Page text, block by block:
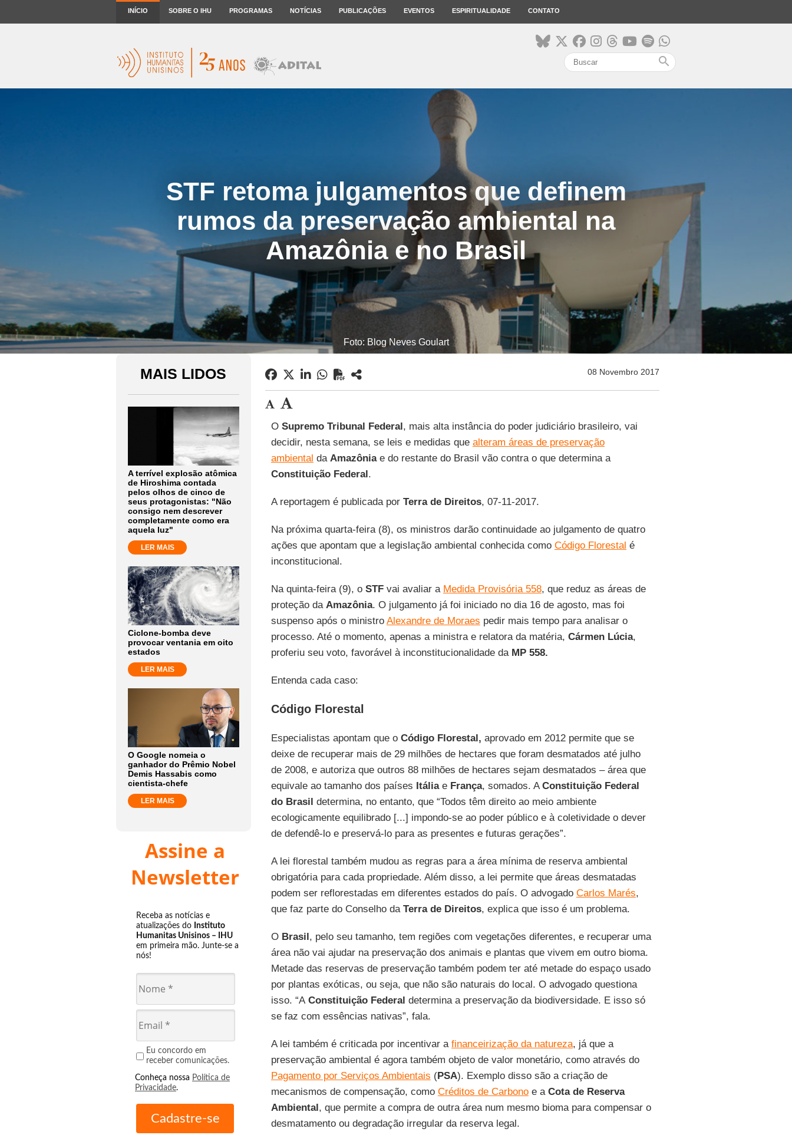
INÍCIO SOBRE O IHU PROGRAMAS NOTÍCIAS PUBLICAÇÕES EVENTOS ESPIRITUALIDADE CONTATO
search
STF retoma julgamentos que definem
rumos da preservação ambiental na
Amazônia e no Brasil
Foto: Blog Neves Goulart
MAIS LIDOS
A terrível explosão atômica
de Hiroshima contada
pelos olhos de cinco de
seus protagonistas: "Não
consigo nem descrever
completamente como era
aquela luz"
LER MAIS
Ciclone-bomba deve
provocar ventania em oito
estados
LER MAIS
O Google nomeia o
ganhador do Prêmio Nobel
Demis Hassabis como
cientista-chefe
LER MAIS
Assine a
Newsletter
Receba as notícias e
atualizações do Instituto
Humanitas Unisinos – IHU
em primeira mão. Junte-se a
nós!
Eu concordo em
receber comunicações.
Conheça nossa Política de
Privacidade.
08 Novembro 2017
O Supremo Tribunal Federal, mais alta instância do poder judiciário brasileiro, vai
decidir, nesta semana, se leis e medidas que alteram áreas de preservação
ambiental da Amazôniae do restante do Brasil vão contra o que determina a
Constituição Federal.
A reportagem é publicada por Terra de Direitos, 07-11-2017.
Na próxima quarta-feira (8), os ministros darão continuidade ao julgamento de quatro
ações que apontam que a legislação ambiental conhecida como Código Florestal é
inconstitucional.
Na quinta-feira (9), o STFvai avaliar a Medida Provisória 558, que reduz as áreas de
proteção da Amazônia. O julgamento já foi iniciado no dia 16 de agosto, mas foi
suspenso após o ministro Alexandre de Moraes pedir mais tempo para analisar o
processo. Até o momento, apenas a ministra e relatora da matéria, Cármen Lúcia,
proferiu seu voto, favorável à inconstitucionalidade da MP 558.
Entenda cada caso:
Código Florestal
Especialistas apontam que o Código Florestal, aprovado em 2012 permite que se
deixe de recuperar mais de 29 milhões de hectares que foram desmatados até julho
de 2008, e autoriza que outros 88 milhões de hectares sejam desmatados – área que
equivale ao tamanho dos países Itáliae França, somados. AConstituição Federal
do Brasil determina, no entanto, que “Todos têm direito ao meio ambiente
ecologicamente equilibrado [...] impondo-se ao poder público e à coletividade o dever
de defendê-lo e preservá-lo para as presentes e futuras gerações”.
A lei florestal também mudou as regras para a área mínima de reserva ambiental
obrigatória para cada propriedade. Além disso, a lei permite que áreas desmatadas
podem ser reflorestadas em diferentes estados do país. O advogado Carlos Marés,
que faz parte do Conselho da Terra de Direitos, explica que isso é um problema.
O Brasil, pelo seu tamanho, tem regiões com vegetações diferentes, e recuperar uma
área não vai ajudar na preservação dos animais e plantas que vivem em outro bioma.
Metade das reservas de preservação também podem ter até metade do espaço usado
por plantas exóticas, ou seja, que não são naturais do local. O advogado questiona
isso. “AConstituição Federal determina a preservação da biodiversidade. E isso só
se faz com essências nativas”, fala.
A lei também é criticada por incentivar a financeirização da natureza, já que a
preservação ambiental é agora também objeto de valor monetário, como através do
Pagamento por Serviços Ambientais (PSA). Exemplo disso são a criação de
mecanismos de compensação, como Créditos de Carbono e aCota de Reserva
Ambiental, que permite a compra de outra área num mesmo bioma para compensar o
desmatamento ou degradação irregular da reserva legal.